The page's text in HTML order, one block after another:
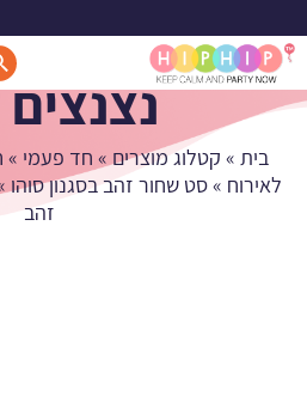
קסרול
בית » קטלוג מוצרים» חד פעמי »
לאירוח »סט שחור זהב בסגנון סוהו
זהב